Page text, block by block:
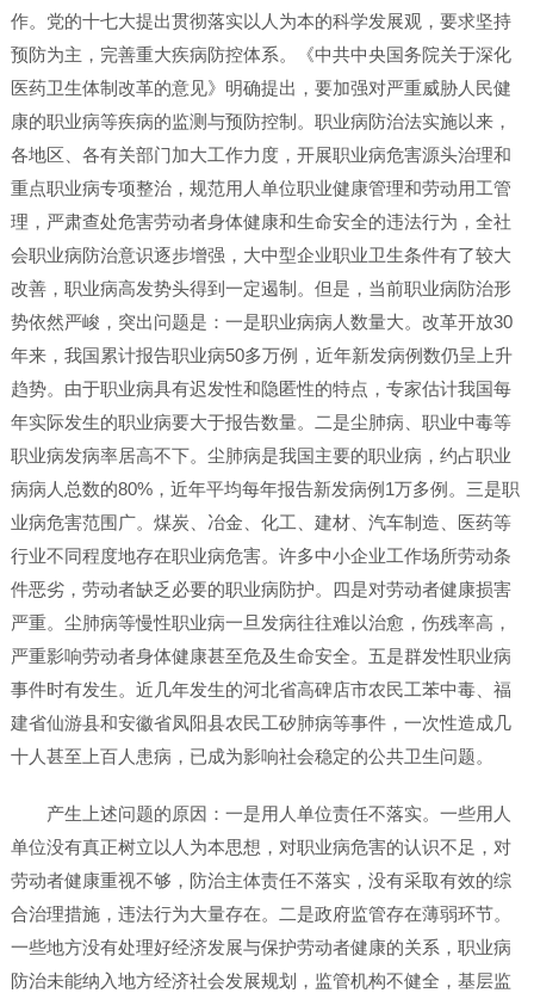
作。党的十七大提出贯彻落实以人为本的科学发展观，要求坚持
预防为主，完善重大疾病防控体系。《中共中央国务院关于深化
医药卫生体制改革的意见》明确提出，要加强对严重威胁人民健
康的职业病等疾病的监测与预防控制。职业病防治法实施以来，
各地区、各有关部门加大工作力度，开展职业病危害源头治理和
重点职业病专项整治，规范用人单位职业健康管理和劳动用工管
理，严肃查处危害劳动者身体健康和生命安全的违法行为，全社
会职业病防治意识逐步增强，大中型企业职业卫生条件有了较大
改善，职业病高发势头得到一定遏制。但是，当前职业病防治形
势依然严峻，突出问题是：一是职业病病人数量大。改革开放30
年来，我国累计报告职业病50多万例，近年新发病例数仍呈上升
趋势。由于职业病具有迟发性和隐匿性的特点，专家估计我国每
年实际发生的职业病要大于报告数量。二是尘肺病、职业中毒等
职业病发病率居高不下。尘肺病是我国主要的职业病，约占职业
病病人总数的80%，近年平均每年报告新发病例1万多例。三是职
业病危害范围广。煤炭、冶金、化工、建材、汽车制造、医药等
行业不同程度地存在职业病危害。许多中小企业工作场所劳动条
件恶劣，劳动者缺乏必要的职业病防护。四是对劳动者健康损害
严重。尘肺病等慢性职业病一旦发病往往难以治愈，伤残率高，
严重影响劳动者身体健康甚至危及生命安全。五是群发性职业病
事件时有发生。近几年发生的河北省高碑店市农民工苯中毒、福
建省仙游县和安徽省凤阳县农民工矽肺病等事件，一次性造成几
十人甚至上百人患病，已成为影响社会稳定的公共卫生问题。
产生上述问题的原因：一是用人单位责任不落实。一些用人
单位没有真正树立以人为本思想，对职业病危害的认识不足，对
劳动者健康重视不够，防治主体责任不落实，没有采取有效的综
合治理措施，违法行为大量存在。二是政府监管存在薄弱环节。
一些地方没有处理好经济发展与保护劳动者健康的关系，职业病
防治未能纳入地方经济社会发展规划，监管机构不健全，基层监